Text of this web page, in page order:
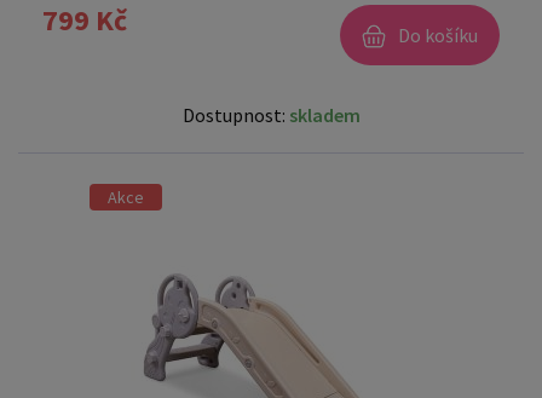
799 Kč Do košíku
Dostupnost: skladem
Akce